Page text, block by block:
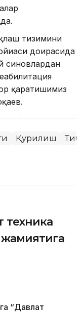
тизимини
доирасида
синовлардан
қаратишимиз
Қурилиш
техника
“Давлат